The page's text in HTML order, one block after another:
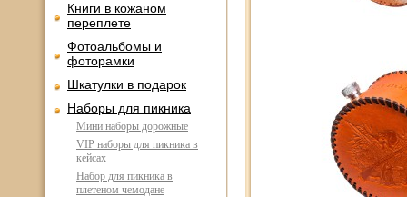
Книги в кожаном
переплете
Фотоальбомы и
фоторамки
Шкатулки в подарок
Наборы для пикника
Мини наборы дорожные
VIP наборы для пикника в
кейсах
Набор для пикника в
плетеном чемодане